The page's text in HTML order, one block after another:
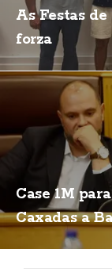
As Festas
forza
Case 1M
Caxadas a